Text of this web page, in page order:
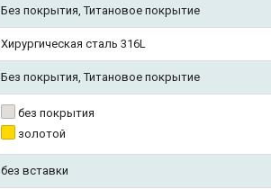
Без покрытия, Титановое покрытие
Хирургическая сталь 316L
Без покрытия, Титановое покрытие
без покрытия
золотой
без вставки